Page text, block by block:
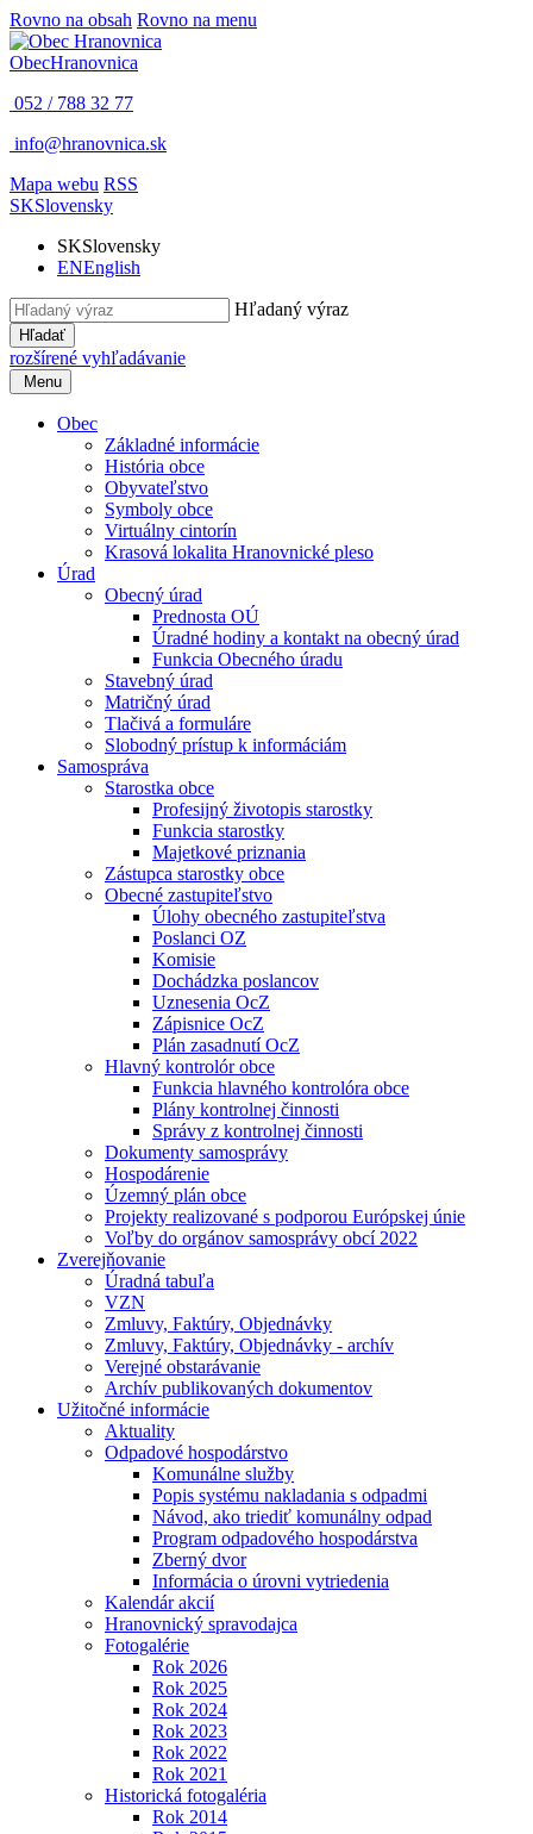
Rovno na obsah Rovno na menu
ObecHranovnica
052 / 788 32 77
info@hranovnica.sk
Mapa webu RSS
SKSlovensky
SKSlovensky
ENEnglish
Hľadaný výraz
Hľadať
rozšírené vyhľadávanie
Menu
Obec
Základné informácie
História obce
Obyvateľstvo
Symboly obce
Virtuálny cintorín
Krasová lokalita Hranovnické pleso
Úrad
Obecný úrad
Prednosta OÚ
Úradné hodiny a kontakt na obecný úrad
Funkcia Obecného úradu
Stavebný úrad
Matričný úrad
Tlačivá a formuláre
Slobodný prístup k informáciám
Samospráva
Starostka obce
Profesijný životopis starostky
Funkcia starostky
Majetkové priznania
Zástupca starostky obce
Obecné zastupiteľstvo
Úlohy obecného zastupiteľstva
Poslanci OZ
Komisie
Dochádzka poslancov
Uznesenia OcZ
Zápisnice OcZ
Plán zasadnutí OcZ
Hlavný kontrolór obce
Funkcia hlavného kontrolóra obce
Plány kontrolnej činnosti
Správy z kontrolnej činnosti
Dokumenty samosprávy
Hospodárenie
Územný plán obce
Projekty realizované s podporou Európskej únie
Voľby do orgánov samosprávy obcí 2022
Zverejňovanie
Úradná tabuľa
VZN
Zmluvy, Faktúry, Objednávky
Zmluvy, Faktúry, Objednávky - archív
Verejné obstarávanie
Archív publikovaných dokumentov
Užitočné informácie
Aktuality
Odpadové hospodárstvo
Komunálne služby
Popis systému nakladania s odpadmi
Návod, ako triediť komunálny odpad
Program odpadového hospodárstva
Zberný dvor
Informácia o úrovni vytriedenia
Kalendár akcií
Hranovnický spravodajca
Fotogalérie
Rok 2026
Rok 2025
Rok 2024
Rok 2023
Rok 2022
Rok 2021
Historická fotogaléria
Rok 2014